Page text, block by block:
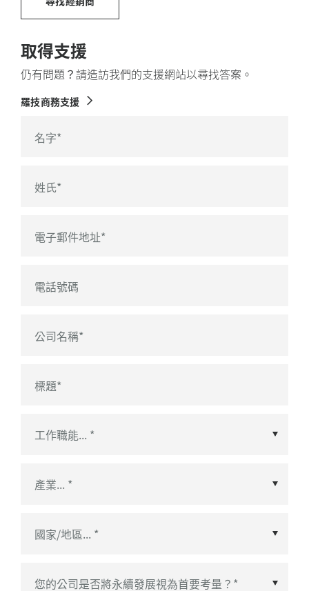
取得支援
仍有問題？請造訪我們的支援網站以尋找答案。
羅技商務支援
名字*
姓氏*
電子郵件地址*
電話號碼
公司名稱*
標題*
國家/地區*